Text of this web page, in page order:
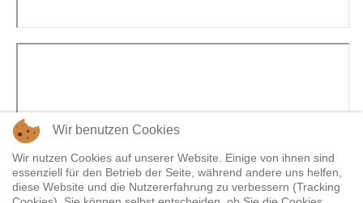
Wir benutzen Cookies
Wir nutzen Cookies auf unserer Website. Einige von ihnen sind
essenziell für den Betrieb der Seite, während andere uns helfen,
diese Website und die Nutzererfahrung zu verbessern (Tracking